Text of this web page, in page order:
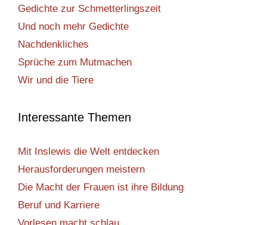
Gedichte zur Schmetterlingszeit
Und noch mehr Gedichte
Nachdenkliches
Sprüche zum Mutmachen
Wir und die Tiere
Interessante Themen
Mit Inslewis die Welt entdecken
Herausforderungen meistern
Die Macht der Frauen ist ihre Bildung
Beruf und Karriere